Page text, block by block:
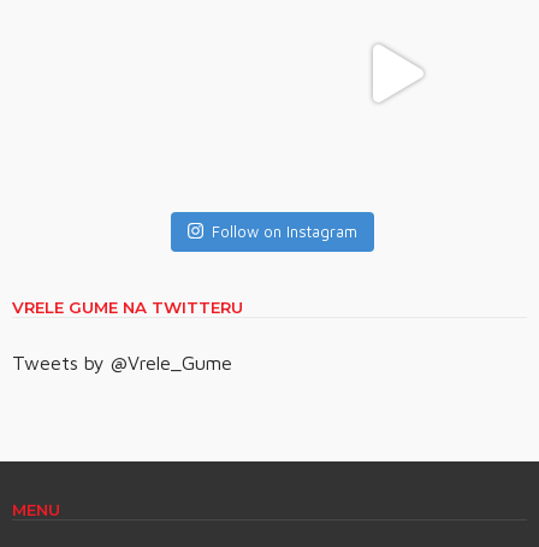
Follow on Instagram
VRELE GUME NA TWITTERU
Tweets by @Vrele_Gume
MENU